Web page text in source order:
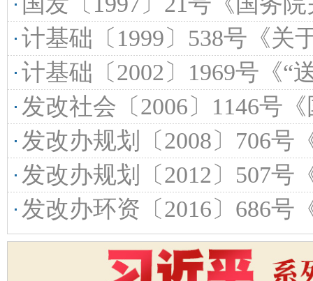
计基础〔1999〕538号《关于在常规火电项目审批中贯彻
计基础〔2002〕1969号《“送电到
发改社会〔2006〕1146号《国家发展和改革委员会、教育部、劳动和
发改办规划〔2008〕706号《国家发展改革委办公厅关于公
发改办规划〔2012〕507号《国家发展改革委办公厅关于公
发改办环资〔2016〕686号《国家发展改革委关于印发〈中央预算内投